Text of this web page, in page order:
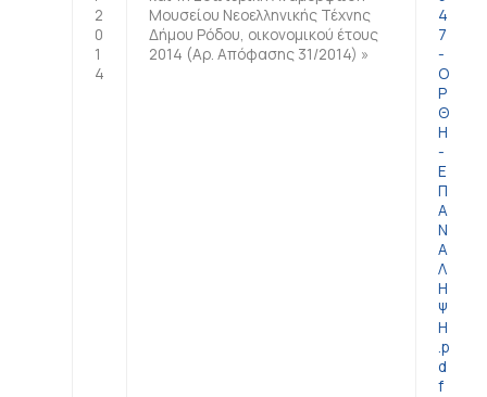
2
0
1
4
Μουσείου Νεοελληνικής Τέχνης
Δήμου Ρόδου, οικονομικού έτους
2014 (Αρ. Απόφασης 31/2014) »
4
7
-
Ο
Ρ
Θ
Η
-
Ε
Π
Α
Ν
Α
Λ
Η
Ψ
Η
.p
d
f